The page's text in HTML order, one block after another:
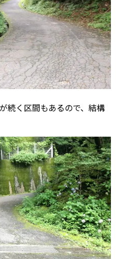
続く区間もあるので、結構